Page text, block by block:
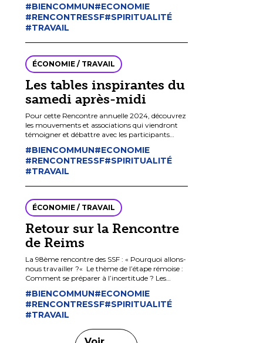
#BIENCOMMUN#ECONOMIE
#RENCONTRESSF#SPIRITUALITÉ
#TRAVAIL
ÉCONOMIE / TRAVAIL
Les tables inspirantes du
samedi après-midi
Pour cette Rencontre annuelle 2024, découvrez
les mouvements et associations qui viendront
témoigner et débattre avec les participants
Catholique de Paris autour du […]
#BIENCOMMUN#ECONOMIE
#RENCONTRESSF#SPIRITUALITÉ
#TRAVAIL
ÉCONOMIE / TRAVAIL
Retour sur la Rencontre
de Reims
La 98ème rencontre des SSF : « Pourquoi allons-
nous travailler ?« Le thème de l’étape rémoise :
Comment se préparer à l’incertitude ? Les
programme de leur 98ème […]
#BIENCOMMUN#ECONOMIE
#RENCONTRESSF#SPIRITUALITÉ
#TRAVAIL